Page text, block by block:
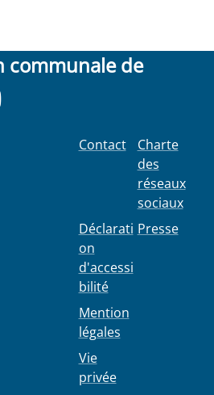
communale de
Contact
Déclarati
on
d'accessi
bilité
Mention
légales
Vie
privée
Charte
des
réseaux
sociaux
Presse